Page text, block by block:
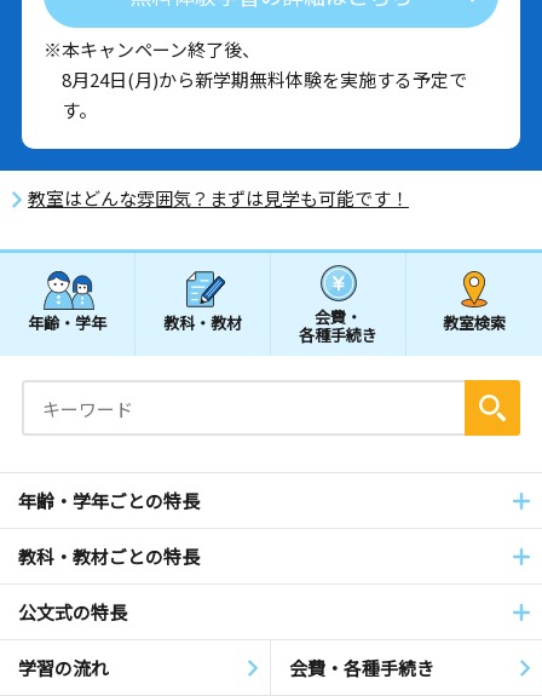
※本キャンペーン終了後、
8月24日(月)から新学期無料体験を実施する予定で
す。
教室はどんな雰囲気？まずは見学も可能です！
年齢・学年 教科・教材 会費・
各種手続き
教室検索
年齢・学年ごとの特長
教科・教材ごとの特長
公文式の特長
学習の流れ 会費・各種手続き